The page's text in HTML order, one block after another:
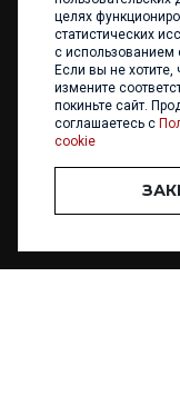
ООО «ФИЛИПП»
целях
статистических
с использованием
Если вы не
измените
покиньте сайт.
соглашаетесь с
cookie